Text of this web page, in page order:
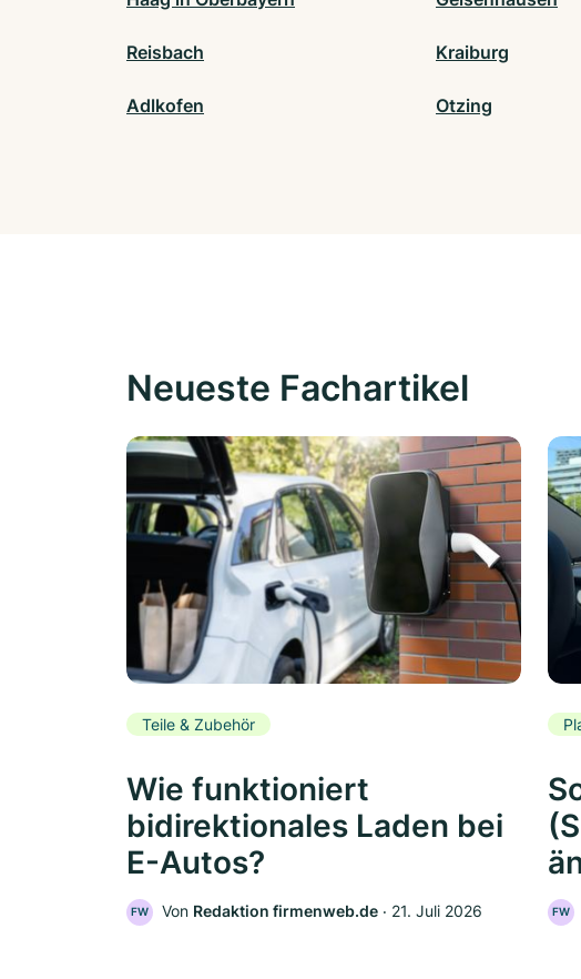
Reisbach Kraiburg
Adlkofen Otzing
Neueste Fachartikel
Teile & Zubehör
Wie funktioniert
bidirektionales Laden bei
E-Autos?
FW Von Redaktion firmenweb.de ‧ 21. Juli 2026 FW